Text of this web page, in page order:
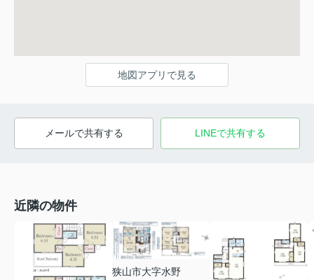
地図アプリで見る
メールで共有する LINEで共有する
近隣の物件
狭山市大字水野